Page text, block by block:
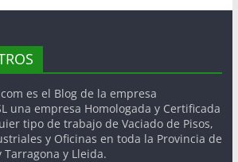
es el Blog de la empresa
una empresa Homologada y Certificada
tipo de trabajo de Vaciado de Pisos,
y Oficinas en toda la Provincia de
Tarragona y Lleida.